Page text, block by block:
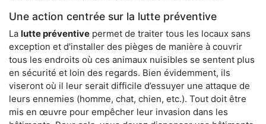
Une action centrée sur la lutte préventive
La lutte préventive permet de traiter tous les locaux sans
exception et d'installer des pièges de manière à couvrir
tous les endroits où ces animaux nuisibles se sentent plus
en sécurité et loin des regards. Bien évidemment, ils
viseront où il leur serait difficile d’essuyer une attaque de
leurs ennemies (homme, chat, chien, etc.). Tout doit être
mis en œuvre pour empêcher leur invasion dans les